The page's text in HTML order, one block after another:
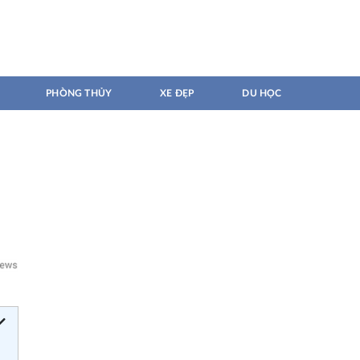
PHÒNG THỦY XE ĐẸP DU HỌC